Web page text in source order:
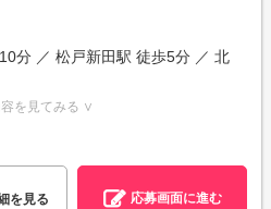
分 ／ 松戸新田駅 徒歩5分 ／ 北
を見てみる ∨
を見る 応募画面に進む